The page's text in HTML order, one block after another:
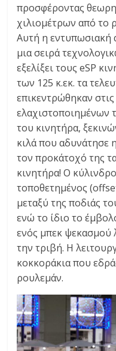
προσφέροντας
χιλιομέτρων από το
Αυτή η εντυπωσιακή
μια σειρά
εξελίξει τους eSP
των 125 κ.εκ. τα
επικεντρώθηκαν
ελαχιστοποιημένων
του κινητήρα,
κιλά που αδυνάτησε
τον προκάτοχό της
κινητήρα! Ο
τοποθετημένος
μεταξύ της ποδιάς
ενώ το ίδιο το
ενός μπεκ ψεκασμού
την τριβή. Η
κοκκοράκια που
ρουλεμάν.